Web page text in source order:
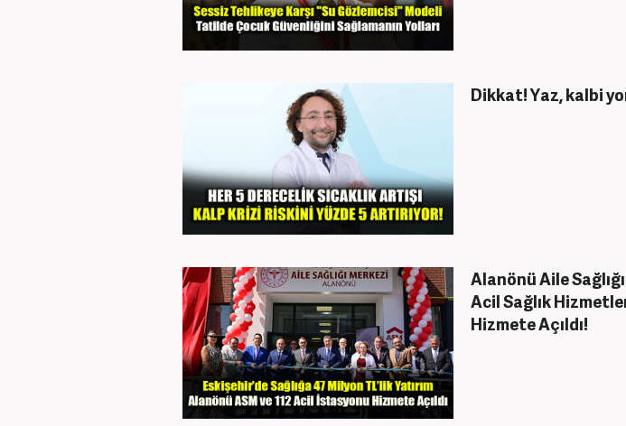
Dikkat! Yaz, kalbi
Alanönü Aile
Acil Sağlık
Hizmete Açıldı!